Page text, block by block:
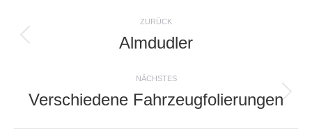
Navigation
ZURÜCK
Vorheriges
Almdudler
NÄCHSTES
Nächstes
Verschiedene Fahrzeugfolierungen